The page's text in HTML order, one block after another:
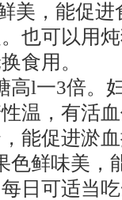
美，能促进
也可以用
食用。
l一3倍。
温，有活
能促进淤
鲜味美，
日可适当